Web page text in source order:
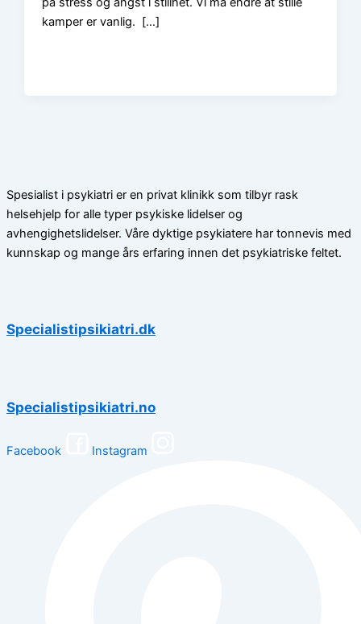
kamper er vanlig. […]
Spesialist i psykiatri er en privat klinikk som tilbyr rask
helsehjelp for alle typer psykiske lidelser og
avhengighetslidelser. Våre dyktige psykiatere har tonnevis med
kunnskap og mange års erfaring innen det psykiatriske feltet.
Specialistipsikiatri.dk
Specialistipsikiatri.no
Facebook Instagram